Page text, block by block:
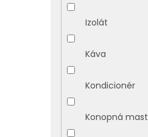
Izolát
Káva
Kondicionér
Konopná mast